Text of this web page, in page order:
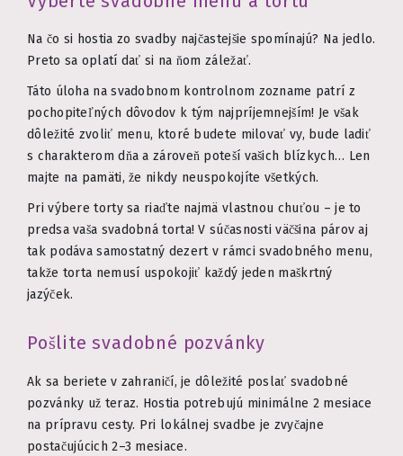
Na čo si hostia zo svadby najčastejšie spomínajú? Na jedlo.
Preto sa oplatí dať si na ňom záležať.
Táto úloha na svadobnom kontrolnom zozname patrí z
pochopiteľných dôvodov k tým najpríjemnejším! Je však
dôležité zvoliť menu, ktoré budete milovať vy, bude ladiť
s charakterom dňa a zároveň poteší vašich blízkych… Len
majte na pamäti, že nikdy neuspokojíte všetkých.
Pri výbere torty sa riaďte najmä vlastnou chuťou – je to
predsa vaša svadobná torta! V súčasnosti väčšina párov aj
tak podáva samostatný dezert v rámci svadobného menu,
takže torta nemusí uspokojiť každý jeden maškrtný
jazýček.
Pošlite svadobné pozvánky
Ak sa beriete v zahraničí, je dôležité poslať svadobné
pozvánky už teraz. Hostia potrebujú minimálne 2 mesiace
na prípravu cesty. Pri lokálnej svadbe je zvyčajne
postačujúcich 2–3 mesiace.